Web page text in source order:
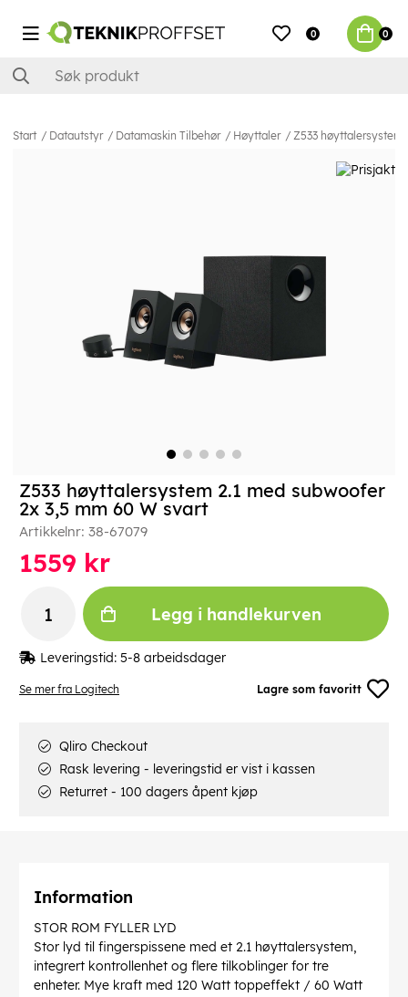
0 0
Start Datautstyr Datamaskin Tilbehør Høyttaler Z533 høyttalersystem
Se mer fra Logitech Lagre som favoritt
Z533 høyttalersystem 2.1 med subwoofer
2x 3,5 mm 60 W svart
Artikkelnr: 38-67079
1559 kr
Legg i handlekurven
Leveringstid: 5-8 arbeidsdager
Qliro Checkout
Rask levering - leveringstid er vist i kassen
Returret - 100 dagers åpent kjøp
Information
STOR ROM FYLLER LYD
Stor lyd til fingerspissene med et 2.1 høyttalersystem,
integrert kontrollenhet og flere tilkoblinger for tre
enheter. Mye kraft med 120 Watt toppeffekt / 60 Watt